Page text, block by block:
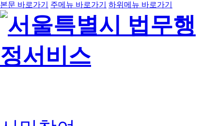
본문 바로가기 주메뉴 바로가기 하위메뉴 바로가기